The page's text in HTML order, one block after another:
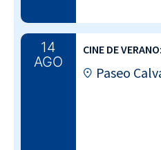
14
AGO
CINE DE
Paseo